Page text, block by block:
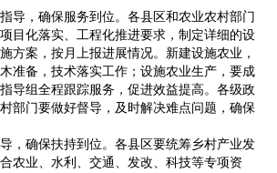
，确保服务到位。各县区和农业农村部门
目化落实、工程化推进要求，制定详细的设
方案，按月上报进展情况。新建设施农业，
准备，技术落实工作；设施农业生产，要成
导组全程跟踪服务，促进效益提高。各级政
部门要做好督导，及时解决难点问题，确保
确保扶持到位。各县区要统筹乡村产业发
农业、水利、交通、发改、科技等专项资